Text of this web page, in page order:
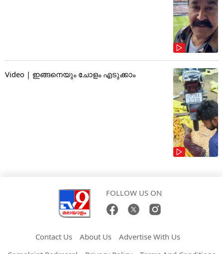
Video | ഇങ്ങനെയും ചോളം എടുക്കാം
FOLLOW US ON
Contact Us About Us
Advertise With Us